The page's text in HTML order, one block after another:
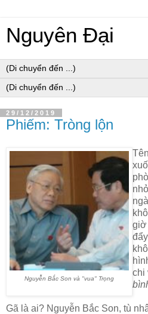
Nguyên Đại
29/12/2019
Phiếm: Tròng lộn
Nguyễn Bắc Son và "vua" Trọng
giờ
chi
Gã là ai? Nguyễn Bắc Son, tù